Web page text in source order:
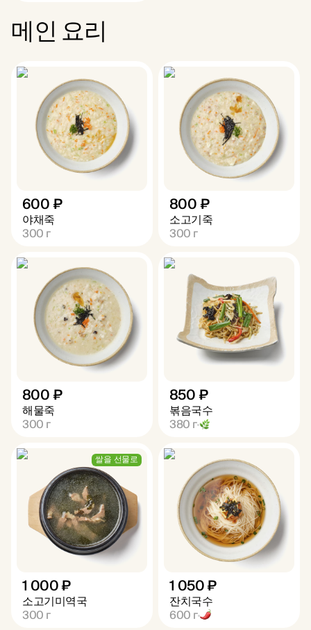
메인 요리
600 ₽
야채죽
300г
800 ₽
소고기죽
300г
800 ₽
해물죽
300г
850 ₽
볶음국수
380г
쌀을 선물로
1 000 ₽
소고기미역국
300г
1 050 ₽
잔치국수
600г